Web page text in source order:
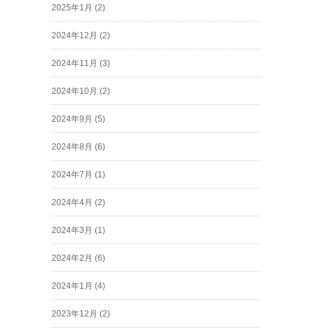
2025年1月 (2)
2024年12月 (2)
2024年11月 (3)
2024年10月 (2)
2024年9月 (5)
2024年8月 (6)
2024年7月 (1)
2024年4月 (2)
2024年3月 (1)
2024年2月 (6)
2024年1月 (4)
2023年12月 (2)